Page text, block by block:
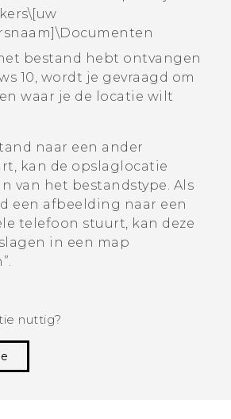
bestand hebt ontvangen
10, wordt je gevraagd om
waar je de locatie wilt
naar een ander
kan de opslaglocatie
van het bestandstype. Als
een afbeelding naar een
telefoon stuurt, kan deze
in een map
nuttig?